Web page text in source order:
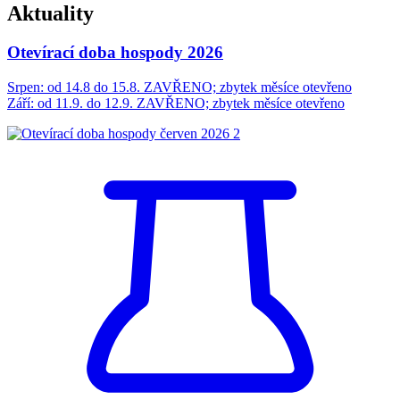
Aktuality
Otevírací doba hospody 2026
Srpen: od 14.8 do 15.8. ZAVŘENO; zbytek měsíce otevřeno
Září: od 11.9. do 12.9. ZAVŘENO; zbytek měsíce otevřeno